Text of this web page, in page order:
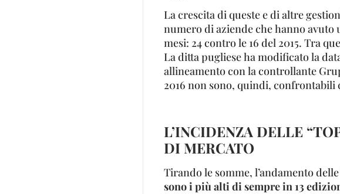
La crescita di queste e di altre
numero di aziende che hanno
mesi: 24 contro le 16 del 2015. Tra
La ditta pugliese ha modificato la
allineamento con la controllante
2016 non sono, quindi, confrontabili
L’INCIDENZA DELLE
DI MERCATO
Tirando le somme, l’andamento delle
sono i più alti di sempre in 13